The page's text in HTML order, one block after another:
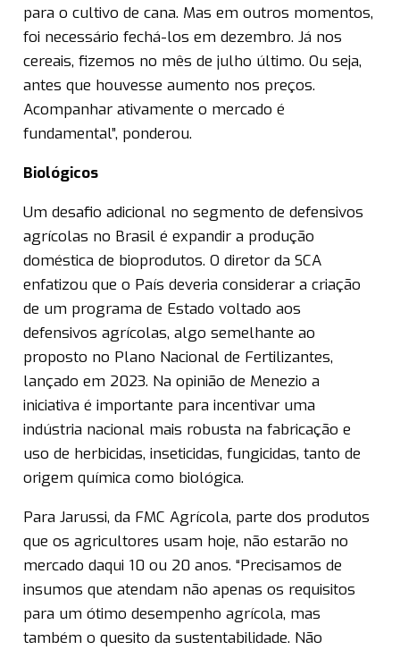
para o cultivo de cana. Mas em outros momentos,
foi necessário fechá-los em dezembro. Já nos
cereais, fizemos no mês de julho último. Ou seja,
antes que houvesse aumento nos preços.
Acompanhar ativamente o mercado é
fundamental”, ponderou.
Biológicos
Um desafio adicional no segmento de defensivos
agrícolas no Brasil é expandir a produção
doméstica de bioprodutos. O diretor da SCA
enfatizou que o País deveria considerar a criação
de um programa de Estado voltado aos
defensivos agrícolas, algo semelhante ao
proposto no Plano Nacional de Fertilizantes,
lançado em 2023. Na opinião de Menezio a
iniciativa é importante para incentivar uma
indústria nacional mais robusta na fabricação e
uso de herbicidas, inseticidas, fungicidas, tanto de
origem química como biológica.
Para Jarussi, da FMC Agrícola, parte dos produtos
que os agricultores usam hoje, não estarão no
mercado daqui 10 ou 20 anos. “Precisamos de
insumos que atendam não apenas os requisitos
para um ótimo desempenho agrícola, mas
também o quesito da sustentabilidade. Não